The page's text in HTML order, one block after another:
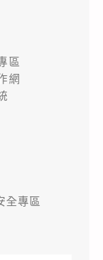
區
網
全專區